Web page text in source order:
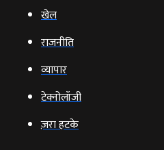
खेल
राजनीति
व्‍यापार
टेक्‍नोलॉजी
ज़रा हटके